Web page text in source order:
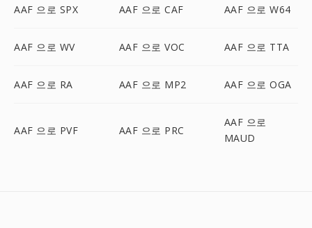
AAF 으로 SPX AAF 으로 CAF AAF 으로 W64
AAF 으로 WV AAF 으로 VOC AAF 으로 TTA
AAF 으로 RA AAF 으로 MP2 AAF 으로 OGA
AAF 으로 PVF AAF 으로 PRC
AAF 으로
MAUD